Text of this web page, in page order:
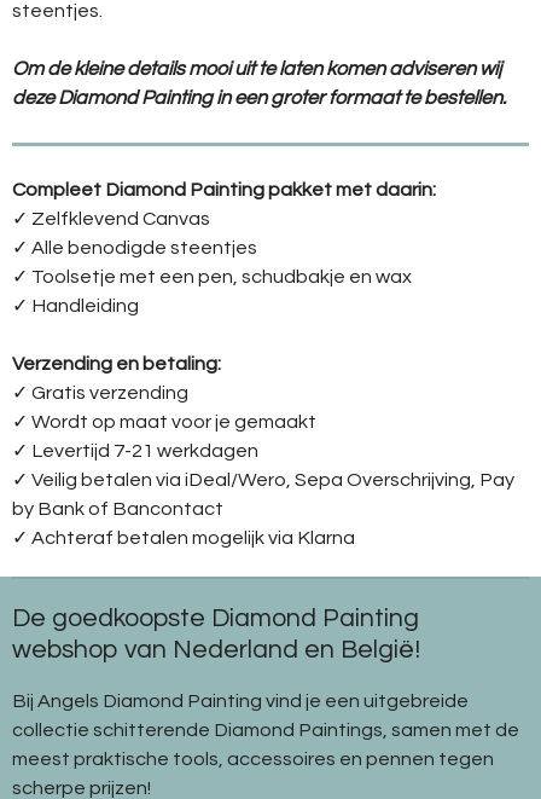
steentjes.
Om de kleine details mooi uit te laten komen adviseren wij
deze Diamond Painting in een groter formaat te bestellen.
Compleet Diamond Painting pakket met daarin:
✓ Zelfklevend Canvas
✓ Alle benodigde steentjes
✓ Toolsetje met een pen, schudbakje en wax
✓ Handleiding
Verzending en betaling:
✓ Gratis verzending
✓ Wordt op maat voor je gemaakt
✓ Levertijd 7-21 werkdagen
✓ Veilig betalen via iDeal/Wero, Sepa Overschrijving, Pay
by Bank of Bancontact
✓ Achteraf betalen mogelijk via Klarna
De goedkoopste Diamond Painting
webshop van Nederland en België!
Bij Angels Diamond Painting vind je een uitgebreide
collectie schitterende Diamond Paintings, samen met de
meest praktische tools, accessoires en pennen tegen
scherpe prijzen!